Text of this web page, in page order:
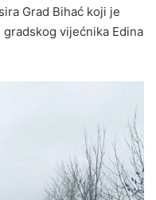
Grad Bihać koji je
vijećnika Edina